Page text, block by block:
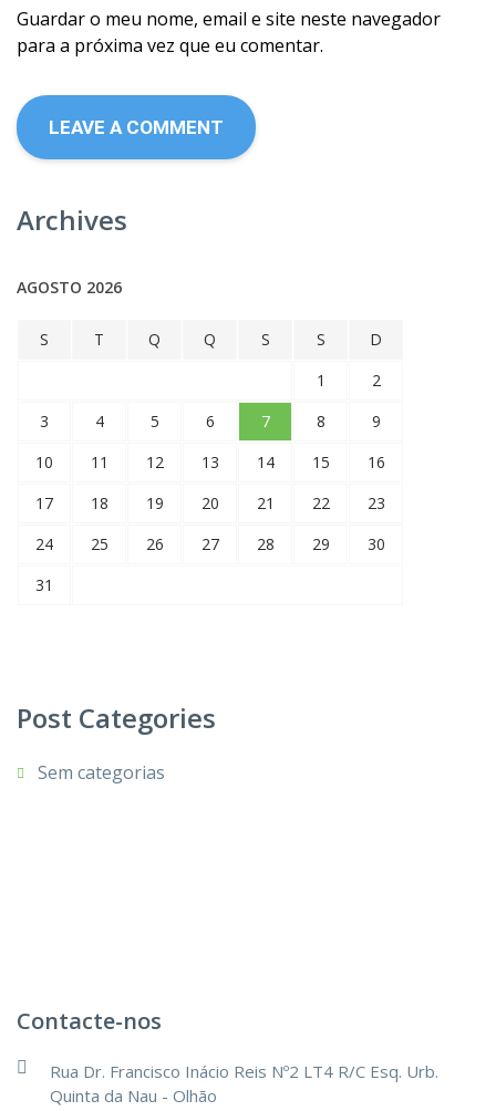
Guardar o meu nome, email e site neste navegador
para a próxima vez que eu comentar.
Archives
AGOSTO 2026
S T Q Q S S
D
1
2
3
4 5 6 7 8
9
10
11 12 13 14 15
16
17
18 19 20 21 22
23
24
25 26 27 28 29
30
31
Post Categories
Sem categorias
Contacte-nos
Rua Dr. Francisco Inácio Reis Nº2 LT4 R/C Esq. Urb.
Quinta da Nau - Olhão